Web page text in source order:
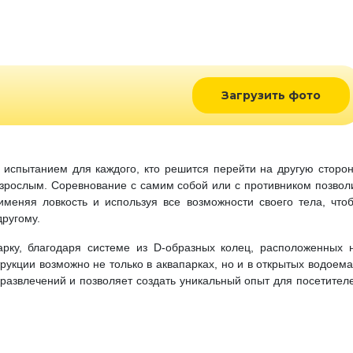
Загрузить фото
для каждого, кто решится перейти на другую
Соревнование с самим собой или с противником
ловкость и используя все возможности своего тела,
благодаря системе из D-образных колец, расположенных
возможно не только в аквапарках, но и в открытых
и позволяет создать уникальный опыт для